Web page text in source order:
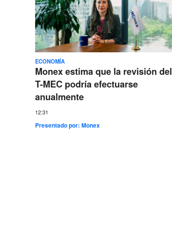
ECONOMÍA
Monex estima que la revisión del
T-MEC podría efectuarse
anualmente
12:31
Presentado por:Monex